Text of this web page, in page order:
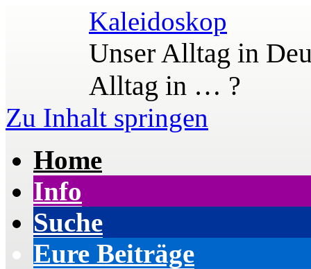
Kaleidoskop
Unser Alltag in
Alltag in … ?
Zu Inhalt springen
Home
Info
Suche
Eure Beiträge